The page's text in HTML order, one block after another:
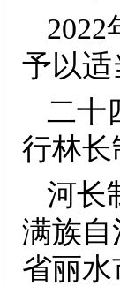
予以适
二十
行林长
河长
满族自
省丽